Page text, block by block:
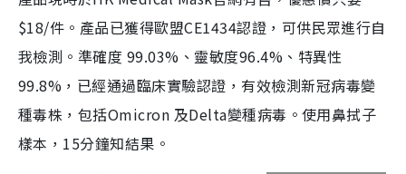
$18/件。產品已獲得歐盟CE1434認證，可供民眾進行自
我檢測。準確度 99.03%、靈敏度96.4%、特異性
99.8%，已經通過臨床實驗認證，有效檢測新冠病毒變
種毒株，包括Omicron 及Delta變種病毒。使用鼻拭子
樣本，15分鐘知結果。